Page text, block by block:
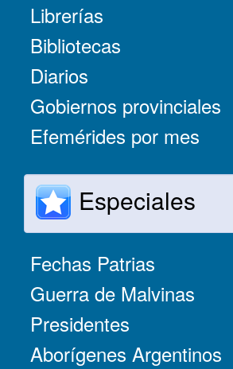
Librerías
Bibliotecas
Diarios
Gobiernos provinciales
Efemérides por mes
Especiales
Fechas Patrias
Guerra de Malvinas
Presidentes
Aborígenes Argentinos